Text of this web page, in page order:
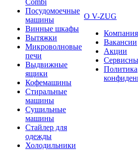
Combi
Посудомоечные
машины
Винные шкафы
Вытяжки
Микроволновые
печи
Выдвижные
ящики
Кофемашины
Стиральные
машины
Сушильные
машины
Стайлер для
одежды
Холодильники
О V-ZUG
Компания
Вакансии
Акции
Политика